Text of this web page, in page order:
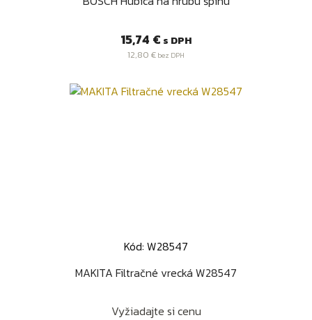
Cena
15,74 € s DPH
12,80 € bez DPH
Kód: W28547
MAKITA Filtračné vrecká W28547
Vyžiadajte si cenu